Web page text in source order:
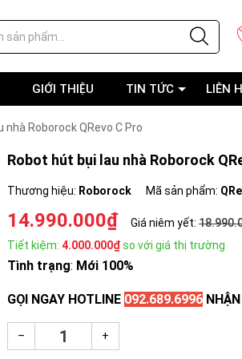
GIỚI THIỆU TIN TỨC LIÊN
nhà Roborock QRevo C Pro
Robot hút bụi lau nhà Roborock
Thương hiệu: Roborock Mã sản phẩm:
14.990.000₫ Giá niêm yết:
Tiết kiệm: 4.000.000₫so với giá thị trường
Tình trạng: Mới 100%
GỌI NGAY HOTLINE 092.689.6996
– +